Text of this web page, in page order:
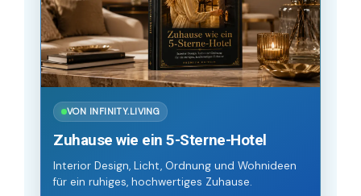
VON INFINITY.LIVING
Zuhause wie ein 5-Sterne-Hotel
Interior Design, Licht, Ordnung und Wohnideen
für ein ruhiges, hochwertiges Zuhause.